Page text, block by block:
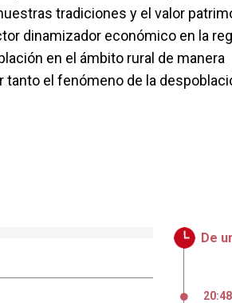
tradiciones y el valor
dinamizador económico en la
en el ámbito rural de manera
el fenómeno de la
De